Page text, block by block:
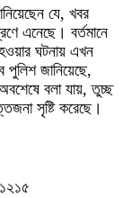
যে, খবর
এনেছে। বর্তমানে
ঘটনায় এখন
জানিয়েছে,
বলা যায়, তুচ্ছ
সৃষ্টি করেছে।